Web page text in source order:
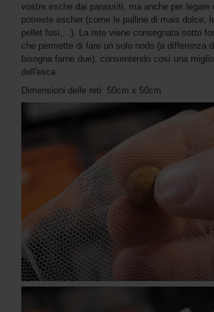
vostre esche dai parassiti, ma anche per legare
potreste escher (come le palline di mais dolce,
pellet fusi,...). La rete viene consegnata sotto
che permette di fare un solo nodo (a differenza
bisogna farne due), consentendo così una
dell'esca.
Dimensioni delle reti: 50cm x 50cm